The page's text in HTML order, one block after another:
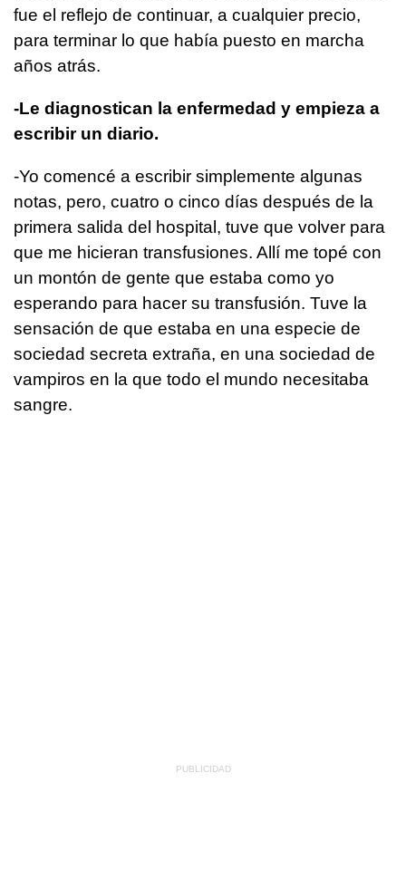
fue el reflejo de continuar, a cualquier precio,
para terminar lo que había puesto en marcha
años atrás.
-Le diagnostican la enfermedad y empieza a
escribir un diario.
-Yo comencé a escribir simplemente algunas
notas, pero, cuatro o cinco días después de la
primera salida del hospital, tuve que volver para
que me hicieran transfusiones. Allí me topé con
un montón de gente que estaba como yo
esperando para hacer su transfusión. Tuve la
sensación de que estaba en una especie de
sociedad secreta extraña, en una sociedad de
vampiros en la que todo el mundo necesitaba
sangre.